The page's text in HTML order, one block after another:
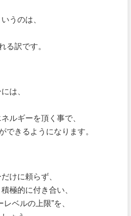
うのは、
る訳です。
は、
ルギーを頂く事で、
できるようになります。
けに頼らず、
極的に付き合い、
ベルの上限”を、